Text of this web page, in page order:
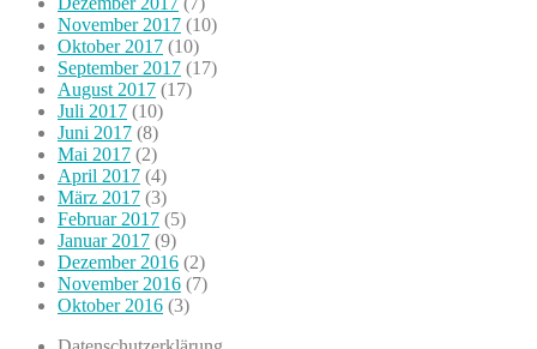
November 2017 (10)
Oktober 2017 (10)
September 2017 (17)
August 2017 (17)
Juli 2017 (10)
Juni 2017 (8)
Mai 2017 (2)
April 2017 (4)
März 2017 (3)
Februar 2017 (5)
Januar 2017 (9)
Dezember 2016 (2)
November 2016 (7)
Oktober 2016 (3)